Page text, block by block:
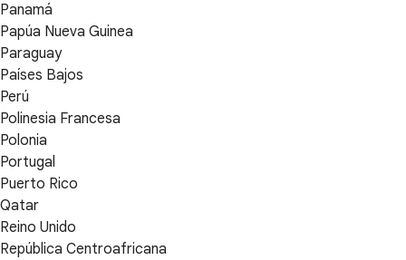
Panamá
Papúa Nueva Guinea
Paraguay
Países Bajos
Perú
Polinesia Francesa
Polonia
Portugal
Puerto Rico
Qatar
Reino Unido
República Centroafricana